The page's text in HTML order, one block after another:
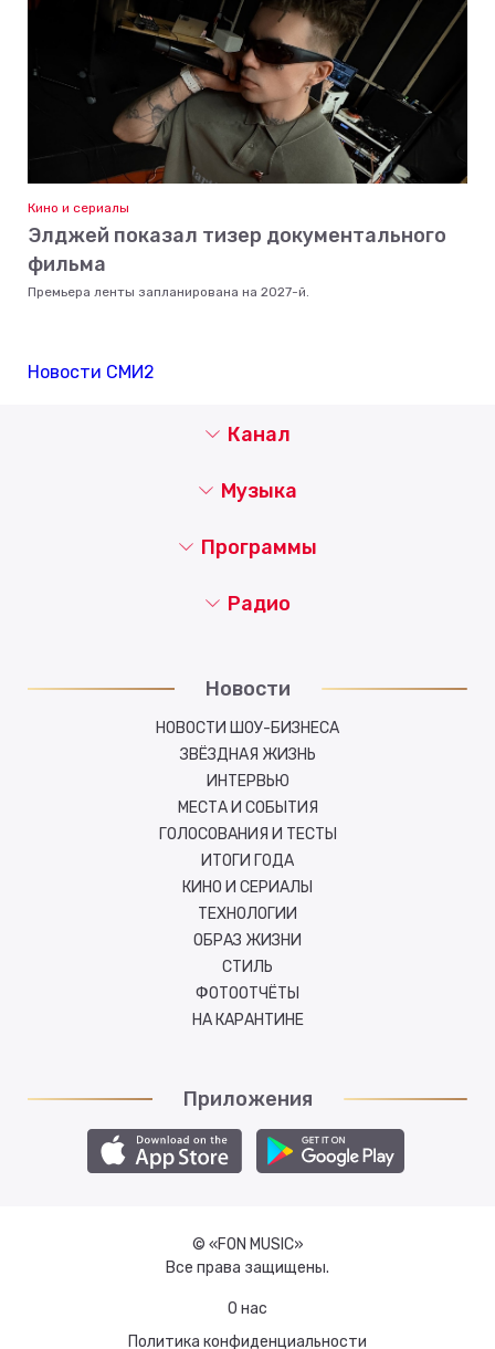
Кино и сериалы
Элджей показал тизер документального
фильма
Премьера ленты запланирована на 2027-й.
Новости СМИ2
Канал
Музыка
Новости
НОВОСТИ ШОУ-БИЗНЕСА
ЗВЁЗДНАЯ ЖИЗНЬ
ИНТЕРВЬЮ
МЕСТА И СОБЫТИЯ
ГОЛОСОВАНИЯ И ТЕСТЫ
ИТОГИ ГОДА
КИНО И СЕРИАЛЫ
ТЕХНОЛОГИИ
ОБРАЗ ЖИЗНИ
СТИЛЬ
ФОТООТЧЁТЫ
НА КАРАНТИНЕ
Программы
Радио
Приложения
© «FON MUSIC»
Все права защищены.
О нас
Политика конфиденциальности